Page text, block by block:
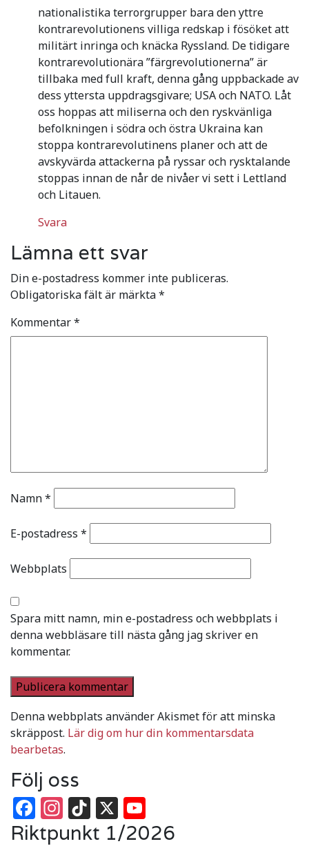
nationalistika terrorgrupper bara den yttre
kontrarevolutionens villiga redskap i fösöket att
militärt inringa och knäcka Ryssland. De tidigare
kontrarevolutionära ”färgrevolutionerna” är
tillbaka med full kraft, denna gång uppbackade av
dess yttersta uppdragsgivare; USA och NATO. Låt
oss hoppas att miliserna och den ryskvänliga
befolkningen i södra och östra Ukraina kan
stoppa kontrarevolutinens planer och att de
avskyvärda attackerna på ryssar och rysktalande
stoppas innan de når de nivåer vi sett i Lettland
och Litauen.
Svara
Lämna ett svar
Din e-postadress kommer inte publiceras.
Obligatoriska fält är märkta*
Kommentar*
Namn*
E-postadress *
Webbplats
Spara mitt namn, min e-postadress och webbplats i
denna webbläsare till nästa gång jag skriver en
kommentar.
Denna webbplats använder Akismet för att minska
skräppost. Lär dig om hur din kommentarsdata
bearbetas.
Följ oss
Facebook
Instagram
TikTok
X
Riktpunkt 1/2026